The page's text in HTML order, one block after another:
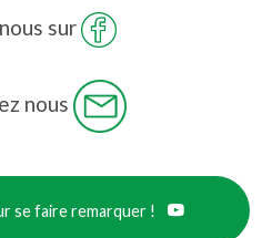
sur
nous
se faire remarquer !